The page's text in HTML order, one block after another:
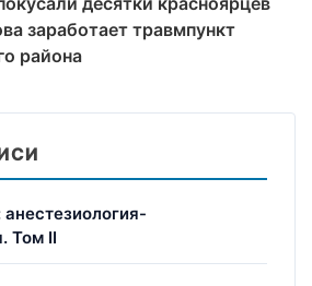
заработает травмпункт
района
Том II